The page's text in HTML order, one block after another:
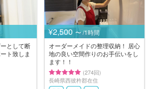
として断
ト致しま
¥2,500 〜 /1時間
オーダーメイドの整理収納！ 居心
地の良い空間作りのお手伝いをし
ます！！
(274回)
長崎県西彼杵郡在住